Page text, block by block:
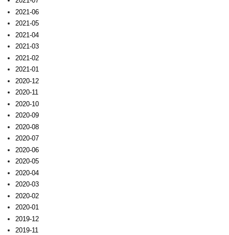
2021-06
2021-05
2021-04
2021-03
2021-02
2021-01
2020-12
2020-11
2020-10
2020-09
2020-08
2020-07
2020-06
2020-05
2020-04
2020-03
2020-02
2020-01
2019-12
2019-11